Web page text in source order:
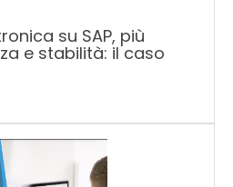
su SAP, più
e stabilità: il caso